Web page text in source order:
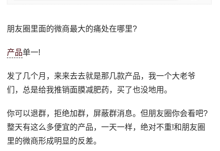
朋友圈里面的微商最大的痛处在哪里?
产品单一!
发了几个月，来来去去就是那几款产品，我一个大老爷
们，总是给我推销面膜减肥药，买了也没地用。
你可以退群，拒绝加群，屏蔽群消息。但朋友圈你会看吧?
整天有这么多便宜的产品，一天一样，绝对不重!和朋友圈
里的微商形成明显的反差。